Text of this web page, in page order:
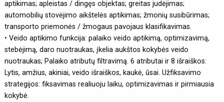
aptikimas; apleistas / dingęs objektas; greitas judėjimas;
automobilių stovėjimo aikštelės aptikimas; žmonių susibūrimas;
transporto priemonės / žmogaus pavojaus klasifikavimas.
• Veido aptikimo funkcija: palaiko veido aptikimą, optimizavimą,
stebėjimą, daro nuotraukas, įkelia aukštos kokybės veido
nuotraukas; Palaiko atributų filtravimą. 6 atributai ir 8 išraiškos:
Lytis, amžius, akiniai, veido išraiškos, kaukė, ūsai. Užfiksavimo
strategijos: fiksavimas realiuoju laiku, optimizavimas ir pirmiausia
kokybė.